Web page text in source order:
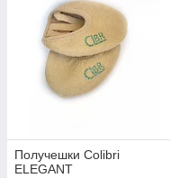
Получешки Colibri
ELEGANT